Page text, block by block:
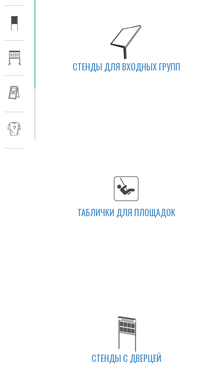
СТЕНДЫ ДЛЯ ВХОДНЫХ ГРУПП
ТАБЛИЧКИ ДЛЯ ПЛОЩАДОК
СТЕНДЫ С ДВЕРЦЕЙ